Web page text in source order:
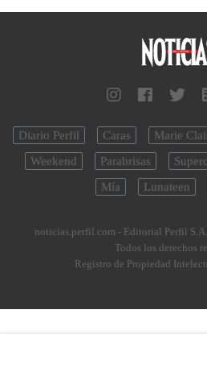
Diario Perfil Caras Marie
Weekend
Parabrisas
Mía
Lunateen
noticias.perfil.com - Editorial Perfil S.A.
Todos los derechos
Registro de Propiedad